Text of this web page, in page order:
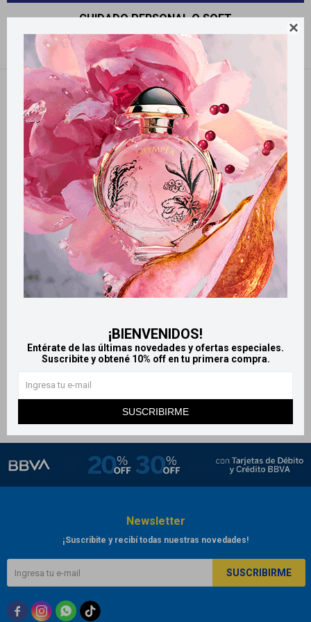

¡BIENVENIDOS!
Entérate de las últimas novedades y ofertas especiales.
Suscribite y obtené 10% off en tu primera compra.
SUSCRIBIRME
CUIDADO PERSONAL Q.SOFT
Filtrando por: Q.soft
LlegaHOY
2 HS
Q-soft Toallas húmedas para
adultos x40
$ 269
Newsletter
¡Suscribite y recibí todas nuestras novedades!
SUSCRIBIRME
  